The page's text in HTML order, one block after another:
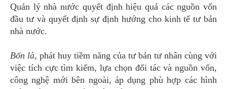
Quản lý nhà nước quyết định hiệu quả các nguồn vốn
đầu tư và quyết định sự định hướng cho kinh tế tư bản
nhà nước.
Bốn là, phát huy tiềm năng của tư bản tư nhân cùng với
việc tích cực tìm kiếm, lựa chọn đối tác và nguồn vốn,
công nghệ mới bên ngoài, áp dụng phù hợp các hình